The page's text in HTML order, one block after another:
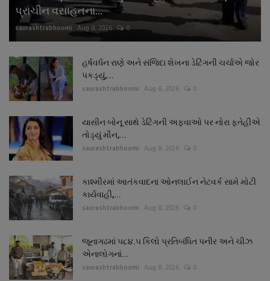
પ્રાચીન વસાહતના...
saurashtrabhoomi Aug 8, 2026 0
હર્ષવર્ધન રાણે અને સંજિદા શેખના ડેટિંગની ચર્ચાએ જોર
પકડ્યું,...
saurashtrabhoomi Aug 8, 2026 0
યાસીન બોનૂ સાથે ડેટિંગની અફવાઓ પર નોરા ફતેહીએ
તોડ્યું મૌન,...
saurashtrabhoomi Aug 8, 2026 0
કાશ્મીરમાં આતંકવાદના ઓનલાઈન નેટવર્ક સામે મોટી
કાર્યવાહી,...
saurashtrabhoomi Aug 8, 2026 0
જૂનાગઢમાં ૫૮૪.૫ કિલો પ્રતિબંધિત પનીર અને ચીઝ
એનાલોગનાં...
saurashtrabhoomi Aug 8, 2026 0